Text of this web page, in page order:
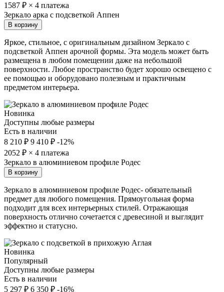
1587 ₽ × 4 платежа
Зеркало арка с подсветкой Аппен
В корзину
Яркое, стильное, с оригинальным дизайном Зеркало с
подсветкой Аппен арочной формы. Эта модель может быть
размещена в любом помещении даже на небольшой
поверхности. Любое пространство будет хорошо освещено с
ее помощью и оборудовано полезным и практичным
предметом интерьера.
Новинка
Доступны любые размеры
Есть в наличии
8 210 ₽ 9 410 ₽ -12%
2052 ₽ × 4 платежа
Зеркало в алюминиевом профиле Родес
В корзину
Зеркало в алюминиевом профиле Родес- обязательный
предмет для любого помещения. Прямоугольная форма
подходит для всех интерьерных стилей. Отражающая
поверхность отлично сочетается с древесиной и выглядит
эффектно и статусно.
Новинка
Популярный
Доступны любые размеры
Есть в наличии
5 297 ₽ 6 350 ₽ -16%